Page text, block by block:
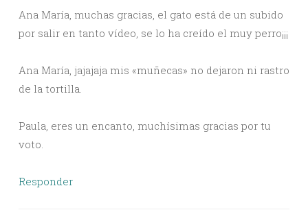
Ana María, muchas gracias, el gato está de un subido
por salir en tanto vídeo, se lo ha creído el muy perro¡¡¡
Ana María, jajajaja mis «muñecas» no dejaron ni rastro
de la tortilla.
Paula, eres un encanto, muchísimas gracias por tu
voto.
Responder